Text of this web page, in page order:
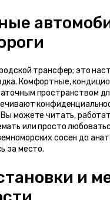
трансфер; это
Комфортные,
пространством
можете читать,
или просто
сосен до
за место.
и